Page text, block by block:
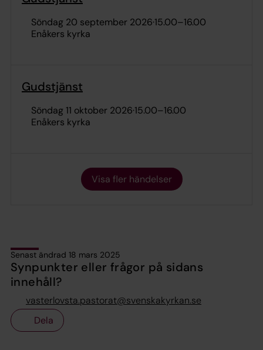
söndag 20 september 2026·15.00–16.00
Enåkers kyrka
Gudstjänst
söndag 11 oktober 2026·15.00–16.00
Enåkers kyrka
Visa fler händelser
Senast ändrad 18 mars 2025
Synpunkter eller frågor på sidans
innehåll?
vasterlovsta.pastorat@svenskakyrkan.se
Dela